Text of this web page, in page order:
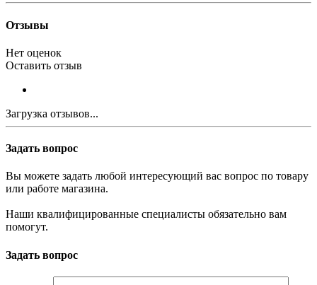
Отзывы
Нет оценок
Оставить отзыв
Загрузка отзывов...
Задать вопрос
Вы можете задать любой интересующий вас вопрос по товару
или работе магазина.
Наши квалифицированные специалисты обязательно вам
помогут.
Задать вопрос